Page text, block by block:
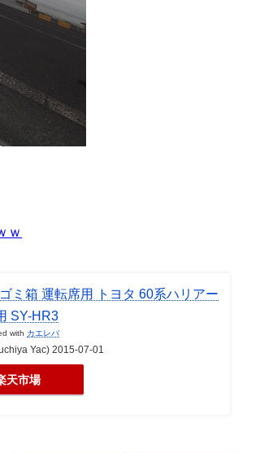
ｗ
ミ箱 運転席用 トヨタ 60系ハリアー
SY-HR3
with カエレバ
Yac) 2015-07-01
天市場